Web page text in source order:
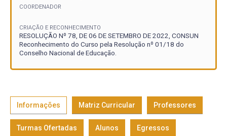
COORDENADOR
CRIAÇÃO E RECONHECIMENTO
RESOLUÇÃO Nº 78, DE 06 DE SETEMBRO DE 2022, CONSUN
Reconhecimento do Curso pela Resolução nº 01/18 do
Conselho Nacional de Educação.
Informações Matriz Curricular Professores
Turmas Ofertadas Alunos Egressos